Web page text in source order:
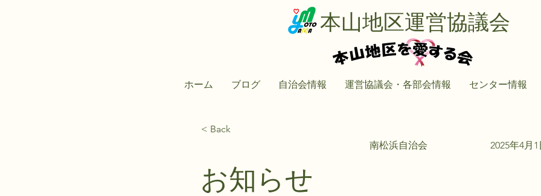
本山地区運営協議会
ホーム ブログ 自治会情報 運営協議会・各部会情報 センター情報
< Back
南松浜自治会
2025年4月
お知らせ